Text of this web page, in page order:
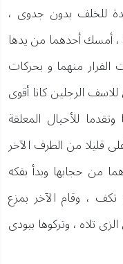
للخلف بدون جدوى ،
، أمسك أحدهما من يدها
الفرار منهما و بحركات
الرجلين كانا أقوى
للأحبال المعلقة
قليلا من الطرف الآخر
من حجابها وبدأ بفكه
، وقام الآخر بمزع
تلاه ، وتركوها ببودى